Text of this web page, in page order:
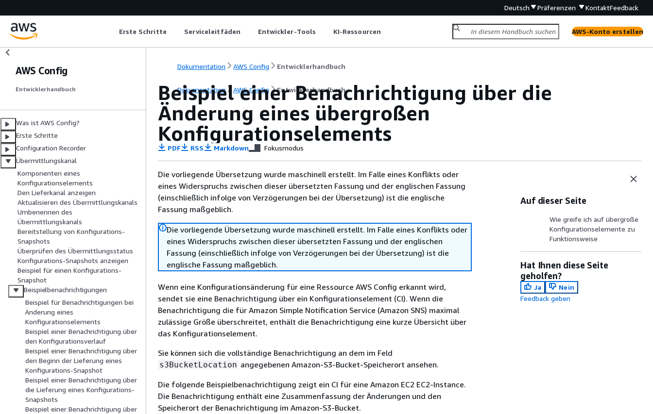
Deutsch Präferenzen KontaktFeedback
Erste Schritte Serviceleitfäden Entwickler-Tools KI-Ressourcen AWS-Konto erstellen
AWS Config
Entwicklerhandbuch
Was ist AWS Config?
Erste Schritte
Configuration Recorder
Übermittlungskanal
Komponenten eines
Konfigurationselements
Den Lieferkanal anzeigen
Aktualisieren des Übermittlungskanals
Umbenennen des
Übermittlungskanals
Bereitstellung von Konfigurations-
Snapshots
Überprüfen des Übermittlungsstatus
Konfigurations-Snapshots anzeigen
Beispiel für einen Konfigurations-
Snapshot
Beispielbenachrichtigungen
Beispiel für Benachrichtigungen bei
Änderung eines
Konfigurationselements
Beispiel einer Benachrichtigung über
den Konfigurationsverlauf
Beispiel einer Benachrichtigung über
den Beginn der Lieferung eines
Konfigurations-Snapshot
Beispiel einer Benachrichtigung über
die Lieferung eines Konfigurations-
Snapshots
Beispiel einer Benachrichtigung über
Dokumentation AWS Config Entwicklerhandbuch
Dokumentation AWS Config Entwicklerhandbuch
Beispiel einer Benachrichtigung über die
Änderung eines übergroßen
Konfigurationselements
PDF RSS Markdown Fokusmodus
Die vorliegende Übersetzung wurde maschinell erstellt. Im Falle eines Konflikts oder
eines Widerspruchs zwischen dieser übersetzten Fassung und der englischen Fassung
(einschließlich infolge von Verzögerungen bei der Übersetzung) ist die englische
Fassung maßgeblich.
Die vorliegende Übersetzung wurde maschinell erstellt. Im Falle eines Konflikts oder
eines Widerspruchs zwischen dieser übersetzten Fassung und der englischen
Fassung (einschließlich infolge von Verzögerungen bei der Übersetzung) ist die
englische Fassung maßgeblich.
Wenn eine Konfigurationsänderung für eine Ressource AWS Config erkannt wird,
sendet sie eine Benachrichtigung über ein Konfigurationselement (CI). Wenn die
Benachrichtigung die für Amazon Simple Notiﬁcation Service (Amazon SNS) maximal
zulässige Größe überschreitet, enthält die Benachrichtigung eine kurze Übersicht über
das Konfigurationselement.
Sie können sich die vollständige Benachrichtigung an dem im Feld
s3BucketLocation angegebenen Amazon-S3-Bucket-Speicherort ansehen.
Die folgende Beispielbenachrichtigung zeigt ein CI für eine Amazon EC2 EC2-Instance.
Die Benachrichtigung enthält eine Zusammenfassung der Änderungen und den
Speicherort der Benachrichtigung im Amazon-S3-Bucket.
Auf dieser Seite
Wie greife ich auf übergroße
Konfigurationselemente zu
Funktionsweise
Hat Ihnen diese Seite
geholfen?
Ja
Nein
Feedback geben